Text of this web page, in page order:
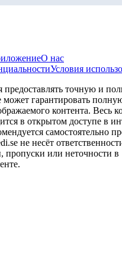
О нас
Условия
предоставлять точную и
гарантировать
контента. Весь
в открытом доступе в
самостоятельно
не несёт
или неточности в